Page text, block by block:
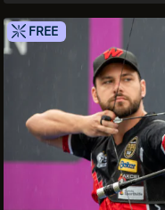
FREE